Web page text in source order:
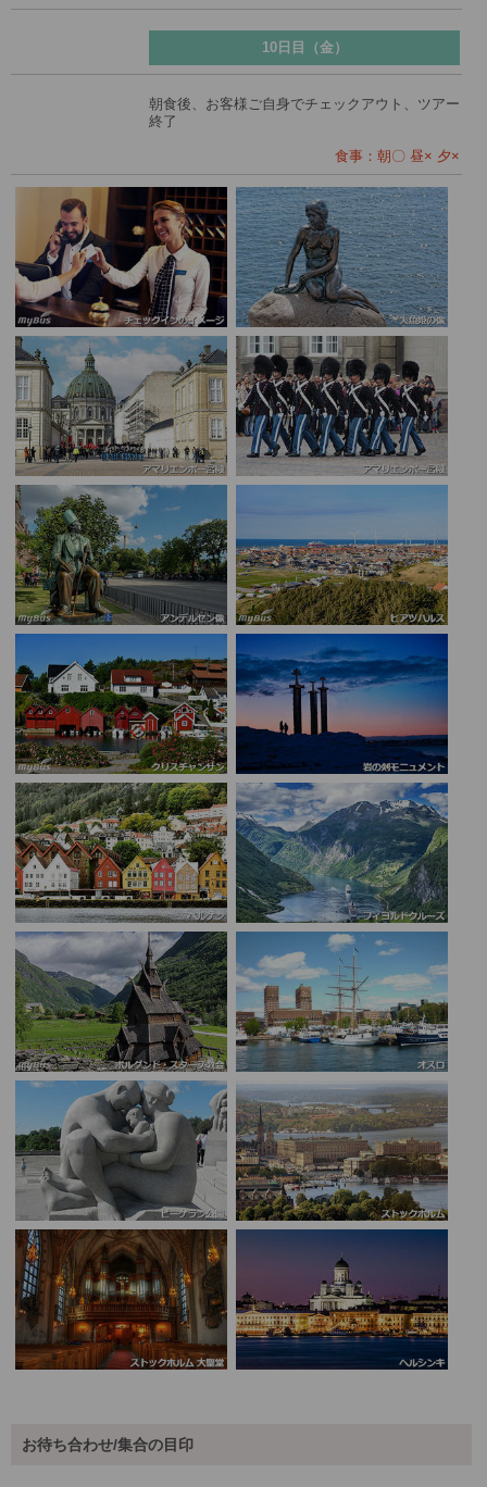
10日目（金）
朝食後、お客様ご自身でチェックアウト、ツアー
終了
食事：朝〇 昼× 夕×
お待ち合わせ/集合の目印